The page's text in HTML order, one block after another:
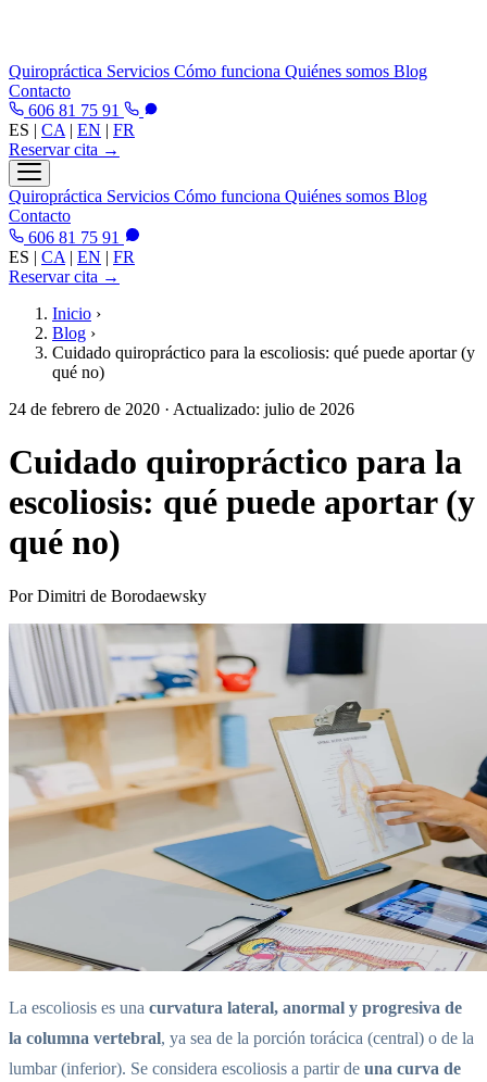
Quiropráctica Servicios Cómo funciona Quiénes somos Blog
Contacto
606 81 75 91
ES | CA | EN | FR
Reservar cita →
Quiropráctica Servicios Cómo funciona Quiénes somos Blog
Contacto
606 81 75 91
ES | CA | EN | FR
Reservar cita →
Inicio ›
Blog ›
Cuidado quiropráctico para la escoliosis: qué puede aportar (y
qué no)
24 de febrero de 2020 · Actualizado: julio de 2026
Cuidado quiropráctico para la
escoliosis: qué puede aportar (y
qué no)
Por Dimitri de Borodaewsky
La escoliosis es una curvatura lateral, anormal y progresiva de
la columna vertebral, ya sea de la porción torácica (central) o de la
lumbar (inferior). Se considera escoliosis a partir de una curva de